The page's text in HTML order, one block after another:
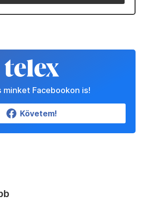
minket Facebookon is!
Követem!